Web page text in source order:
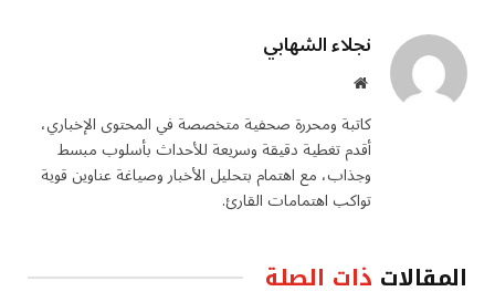
نجلاء الشهابي
موقع
كاتبة ومحررة صحفية متخصصة في المحتوى الإخباري،
أقدم تغطية دقيقة وسريعة للأحداث بأسلوب مبسط
وجذاب، مع اهتمام بتحليل الأخبار وصياغة عناوين قوية
تواكب اهتمامات القارئ.
المقالات ذات الصلة